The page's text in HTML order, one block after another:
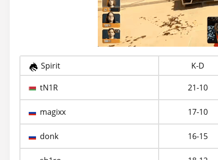
Spirit K-D
tN1R 21-10
magixx 17-10
donk 16-15